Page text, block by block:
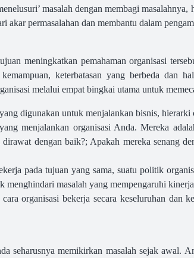
masalah dengan membagi
permasalahan dan membantu dalam
meningkatkan pemahaman organisasi
keterbatasan yang berbeda dan
melalui empat bingkai utama untuk
digunakan untuk menjalankan bisnis, hierarki
menjalankan organisasi Anda. Mereka
dengan baik?; Apakah mereka senang
pada tujuan yang sama, suatu politik
masalah yang mempengaruhi
organisasi bekerja secara keseluruhan dan
seharusnya memikirkan masalah sejak awal.